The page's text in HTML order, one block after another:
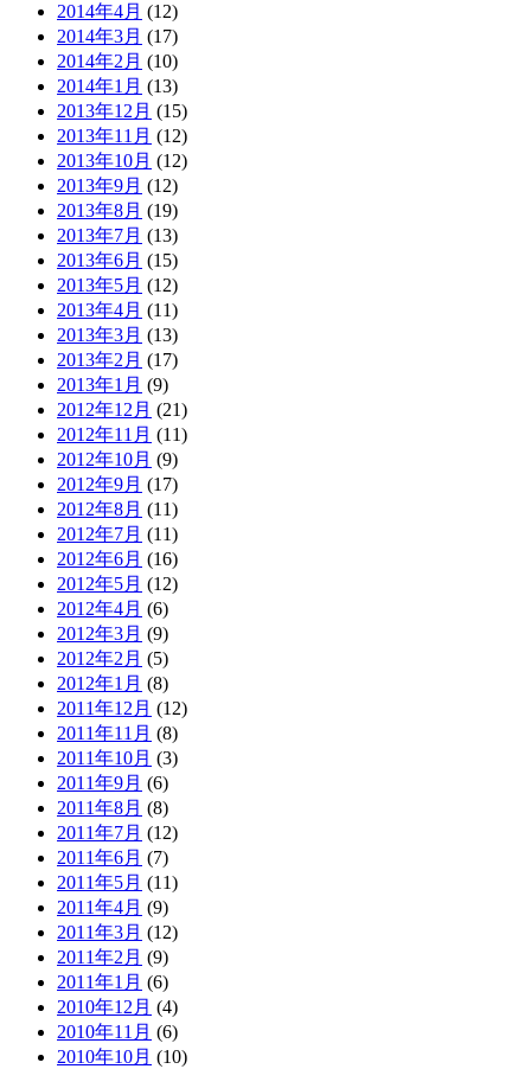
2014年4月 (12)
2014年3月 (17)
2014年2月 (10)
2014年1月 (13)
2013年12月 (15)
2013年11月 (12)
2013年10月 (12)
2013年9月 (12)
2013年8月 (19)
2013年7月 (13)
2013年6月 (15)
2013年5月 (12)
2013年4月 (11)
2013年3月 (13)
2013年2月 (17)
2013年1月 (9)
2012年12月 (21)
2012年11月 (11)
2012年10月 (9)
2012年9月 (17)
2012年8月 (11)
2012年7月 (11)
2012年6月 (16)
2012年5月 (12)
2012年4月 (6)
2012年3月 (9)
2012年2月 (5)
2012年1月 (8)
2011年12月 (12)
2011年11月 (8)
2011年10月 (3)
2011年9月 (6)
2011年8月 (8)
2011年7月 (12)
2011年6月 (7)
2011年5月 (11)
2011年4月 (9)
2011年3月 (12)
2011年2月 (9)
2011年1月 (6)
2010年12月 (4)
2010年11月 (6)
2010年10月 (10)